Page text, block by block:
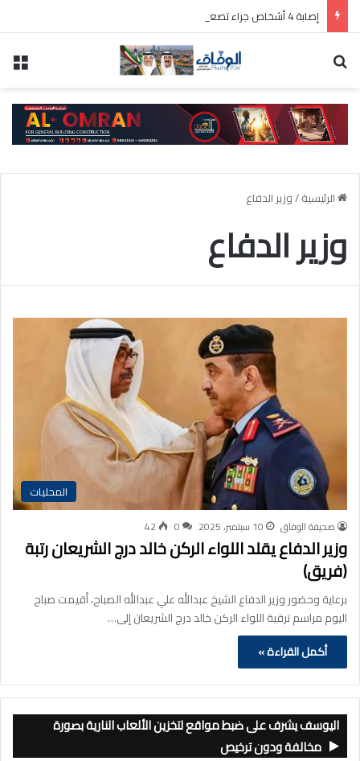
الرئيسية/⁧‫وزير الدفاع
⁧‫وزير الدفاع
المحليات
صحيفة الوفاق 10 سبتمبر، 2025 0
42
وزير الدفاع يقلد اللواء الركن خالد درج الشريعان رتبة
(فريق)
‏برعاية وحضور ⁧‫وزير الدفاع‬⁩ الشيخ عبدالله علي عبدالله الصباح، أقيمت صباح
اليوم مراسم ترقية اللواء الركن خالد درج الشريعان إلى…
أكمل القراءة »
اليوسف يشرف على ضبط مواقع لتخزين الألعاب النارية بصورة
مخالفة ودون ترخيص